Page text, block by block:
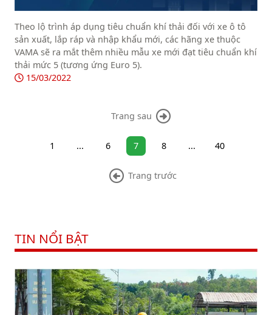
Theo lộ trình áp dụng tiêu chuẩn khí thải đối với xe ô tô
sản xuất, lắp ráp và nhập khẩu mới, các hãng xe thuộc
VAMA sẽ ra mắt thêm nhiều mẫu xe mới đạt tiêu chuẩn khí
thải mức 5 (tương ứng Euro 5).
15/03/2022
Trang sau
1 ... 6 7 8 ... 40
Trang trước
TIN NỔI BẬT